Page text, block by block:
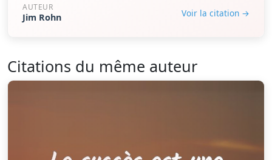
AUTEUR
Jim Rohn Voir la citation →
Citations du même auteur